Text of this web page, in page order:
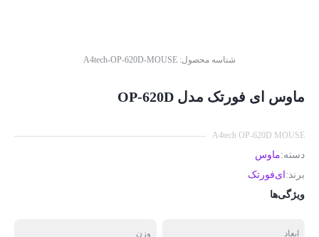
شناسه محصول: A4tech-OP-620D-MOUSE
ماوس ای فورتک مدل OP-620D
A4tech OP-620D MOUSE
دسته:ماوس
برند:ای‌فورتک
ویژگی‌ها
ابعاد وزن